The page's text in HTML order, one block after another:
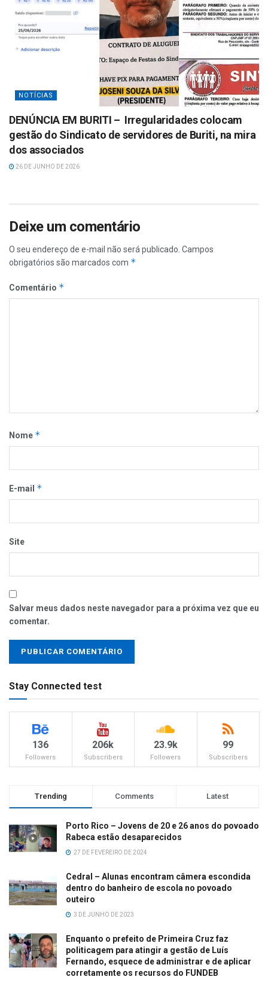
NOTÍCIAS
DENÚNCIA EM BURITI – Irregularidades colocam
gestão do Sindicato de servidores de Buriti, na mira
dos associados
26 DE JUNHO DE 2026
Deixe um comentário
O seu endereço de e-mail não será publicado. Campos
obrigatórios são marcados com *
Comentário *
Nome *
E-mail *
Site
Salvar meus dados neste navegador para a próxima vez que eu
comentar.
Stay Connected test
136
Followers
206k
Subscribers
23.9k
Followers
99
Subscribers
Trending Comments Latest
Porto Rico – Jovens de 20 e 26 anos do povoado
Rabeca estão desaparecidos
27 DE FEVEREIRO DE 2024
Cedral – Alunas encontram câmera escondida
dentro do banheiro de escola no povoado
outeiro
3 DE JUNHO DE 2023
Enquanto o prefeito de Primeira Cruz faz
politicagem para atingir a gestão de Luís
Fernando, esquece de administrar e de aplicar
corretamente os recursos do FUNDEB